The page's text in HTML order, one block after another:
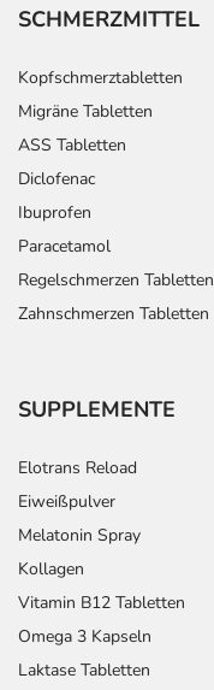
SCHMERZMITTEL
Kopfschmerztabletten
Migräne Tabletten
ASS Tabletten
Diclofenac
Ibuprofen
Paracetamol
Regelschmerzen Tabletten
Zahnschmerzen Tabletten
SUPPLEMENTE
Elotrans Reload
Eiweißpulver
Melatonin Spray
Kollagen
Vitamin B12 Tabletten
Omega 3 Kapseln
Laktase Tabletten